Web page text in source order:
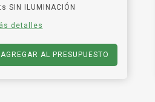
SIN ILUMINACIÓN
detalles
AGREGAR AL PRESUPUESTO